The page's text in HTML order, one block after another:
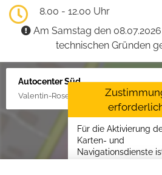
8.00 - 12.00 Uhr
Am Samstag den
technischen Gründen
Autocenter Süd
Valentin-Rose-Str. 3, 16816 Neuruppin
Für die Aktivierung
Karten- und
Navigationsdienste